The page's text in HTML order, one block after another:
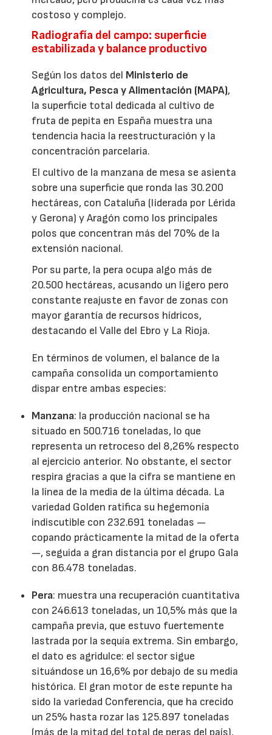
costoso y complejo.
Radiografía del campo: superficie
estabilizada y balance productivo
Según los datos del Ministerio de
Agricultura, Pesca y Alimentación (MAPA),
la superficie total dedicada al cultivo de
fruta de pepita en España muestra una
tendencia hacia la reestructuración y la
concentración parcelaria.
El cultivo de la manzana de mesa se asienta
sobre una superficie que ronda las 30.200
hectáreas, con Cataluña (liderada por Lérida
y Gerona) y Aragón como los principales
polos que concentran más del 70% de la
extensión nacional.
Por su parte, la pera ocupa algo más de
20.500 hectáreas, acusando un ligero pero
constante reajuste en favor de zonas con
mayor garantía de recursos hídricos,
destacando el Valle del Ebro y La Rioja.
En términos de volumen, el balance de la
campaña consolida un comportamiento
dispar entre ambas especies:
Manzana: la producción nacional se ha
situado en 500.716 toneladas, lo que
representa un retroceso del 8,26% respecto
al ejercicio anterior. No obstante, el sector
respira gracias a que la cifra se mantiene en
la línea de la media de la última década. La
variedad Golden ratifica su hegemonía
indiscutible con 232.691 toneladas —
copando prácticamente la mitad de la oferta
—, seguida a gran distancia por el grupo Gala
con 86.478 toneladas.
Pera: muestra una recuperación cuantitativa
con 246.613 toneladas, un 10,5% más que la
campaña previa, que estuvo fuertemente
lastrada por la sequía extrema. Sin embargo,
el dato es agridulce: el sector sigue
situándose un 16,6% por debajo de su media
histórica. El gran motor de este repunte ha
sido la variedad Conferencia, que ha crecido
un 25% hasta rozar las 125.897 toneladas
(más de la mitad del total de peras del país),